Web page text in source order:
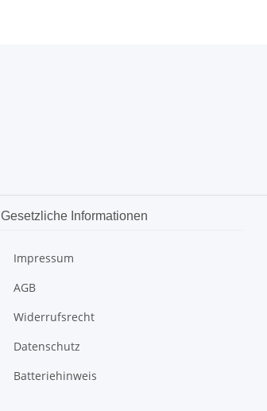
Gesetzliche Informationen
Impressum
AGB
Widerrufsrecht
Datenschutz
Batteriehinweis